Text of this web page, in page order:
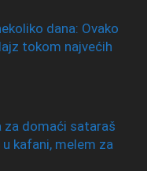
dana: Ovako
tokom najvećih
za domaći sataraš
kafani, melem za